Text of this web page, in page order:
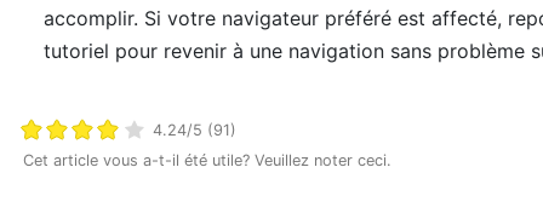
accomplir. Si votre navigateur préféré est affecté,
tutoriel pour revenir à une navigation sans problème
4.24/5 (91)
Cet article vous a-t-il été utile? Veuillez noter ceci.